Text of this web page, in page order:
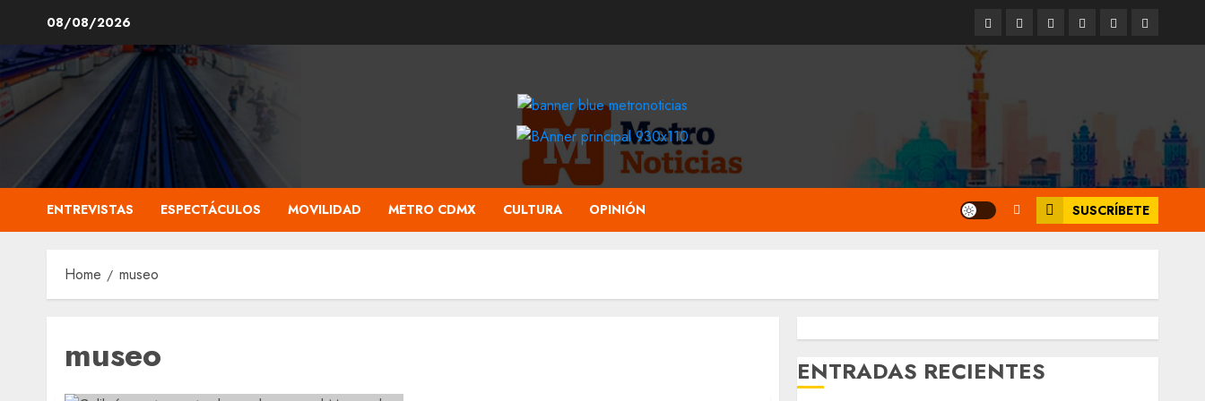
content
08/08/2026 Entrevistas
Espectáculos
Movilidad
Metro
CDMX
CulturaOpinión
ENTREVISTAS ESPECTÁCULOS MOVILIDAD METRO CDMX CULTURA OPINIÓN SUSCRÍBETE
Home museo
museo ENTRADAS RECIENTES